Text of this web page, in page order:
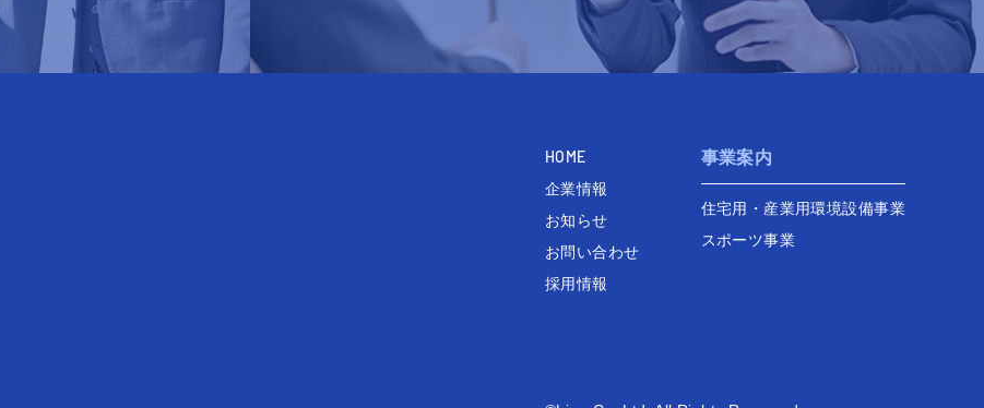
HOME
企業情報
お知らせ
お問い合わせ
採用情報
事業案内
住宅用・産業用環境設備事業
スポーツ事業